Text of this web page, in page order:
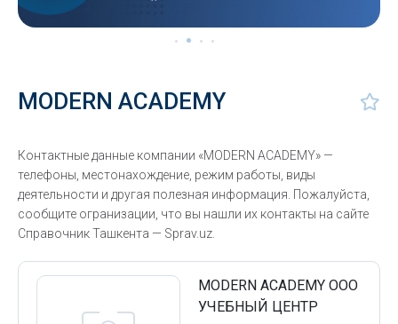
MODERN ACADEMY
Контактные данные компании «MODERN ACADEMY» —
телефоны, местонахождение, режим работы, виды
деятельности и другая полезная информация. Пожалуйста,
сообщите огранизации, что вы нашли их контакты на сайте
Справочник Ташкента — Sprav.uz.
MODERN ACADEMY ООО
УЧЕБНЫЙ ЦЕНТР